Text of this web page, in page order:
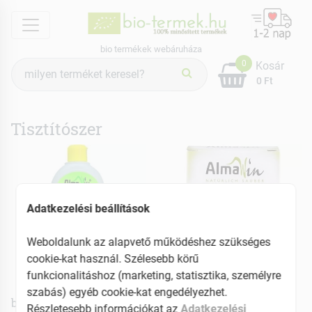
menu
bio termékek webáruháza
keresés
0
0 Ft
Kosár
Tisztítószer
Almawin
bio háztartási tisztítószer
Almawin
bio folttisztító szappan
Adatkezelési beállítások
Weboldalunk az alapvető működéshez szükséges
cookie-kat használ. Szélesebb körű
funkcionalitáshoz (marketing, statisztika, személyre
szabás) egyéb cookie-kat engedélyezhet.
Részletesebb információkat azAdatkezelési